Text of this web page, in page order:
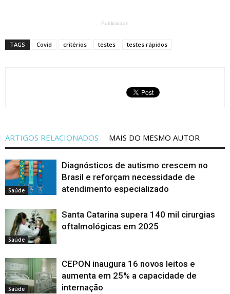
Publicidade
TAGS Covid critérios testes testes rápidos
ARTIGOS RELACIONADOS MAIS DO MESMO AUTOR
Saúde
Diagnósticos de autismo crescem no
Brasil e reforçam necessidade de
atendimento especializado
Saúde
Santa Catarina supera 140 mil cirurgias
oftalmológicas em 2025
Saúde
CEPON inaugura 16 novos leitos e
aumenta em 25% a capacidade de
internação